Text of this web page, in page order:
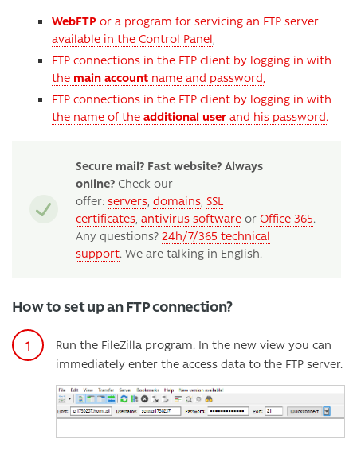
WebFTP or a program for servicing an FTP server
available in the Control Panel,
FTP connections in the FTP client by logging in with
the main account name and password,
FTP connections in the FTP client by logging in with
the name of the additional user and his password.
Secure mail? Fast website? Always
online? Check our
offer: servers, domains, SSL
certificates, antivirus software or Office 365.
Any questions? 24h/7/365 technical
support. We are talking in English.
How to set up an FTP connection?
Run the FileZilla program. In the new view you can
immediately enter the access data to the FTP server.